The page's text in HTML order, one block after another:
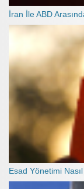
İran İle ABD
Esad Yönetimi